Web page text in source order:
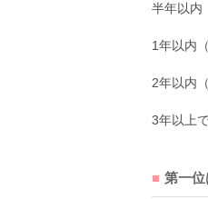
半年以内
1年以内
2年以内（
3年以上
第一位